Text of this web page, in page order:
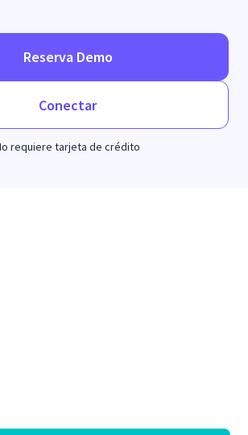
Reserva Demo
Conectar
requiere tarjeta de crédito